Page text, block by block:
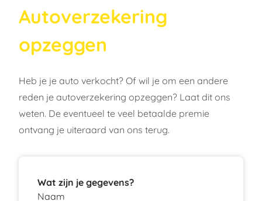
Autoverzekering
opzeggen
Heb je je auto verkocht? Of wil je om een andere
reden je autoverzekering opzeggen? Laat dit ons
weten. De eventueel te veel betaalde premie
ontvang je uiteraard van ons terug.
Wat zijn je gegevens?
Naam